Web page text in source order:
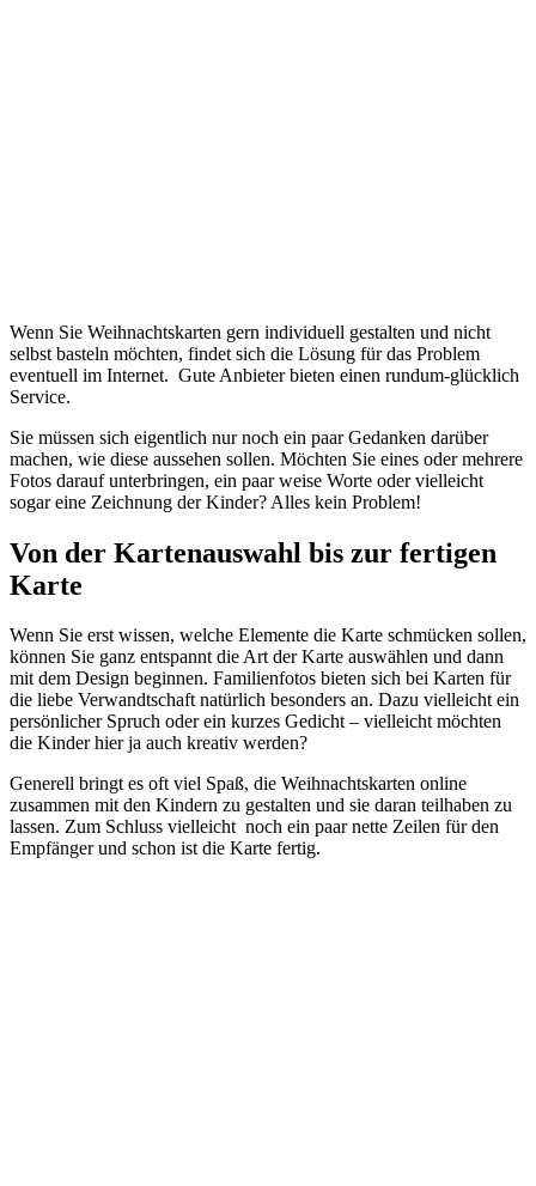
Wenn Sie Weihnachtskarten gern individuell gestalten und nicht
selbst basteln möchten, findet sich die Lösung für das Problem
eventuell im Internet. Gute Anbieter bieten einen rundum-glücklich
Service.
Sie müssen sich eigentlich nur noch ein paar Gedanken darüber
machen, wie diese aussehen sollen. Möchten Sie eines oder mehrere
Fotos darauf unterbringen, ein paar weise Worte oder vielleicht
sogar eine Zeichnung der Kinder? Alles kein Problem!
Von der Kartenauswahl bis zur fertigen
Karte
Wenn Sie erst wissen, welche Elemente die Karte schmücken sollen,
können Sie ganz entspannt die Art der Karte auswählen und dann
mit dem Design beginnen. Familienfotos bieten sich bei Karten für
die liebe Verwandtschaft natürlich besonders an. Dazu vielleicht ein
persönlicher Spruch oder ein kurzes Gedicht – vielleicht möchten
die Kinder hier ja auch kreativ werden?
Generell bringt es oft viel Spaß, die Weihnachtskarten online
zusammen mit den Kindern zu gestalten und sie daran teilhaben zu
lassen. Zum Schluss vielleicht noch ein paar nette Zeilen für den
Empfänger und schon ist die Karte fertig.